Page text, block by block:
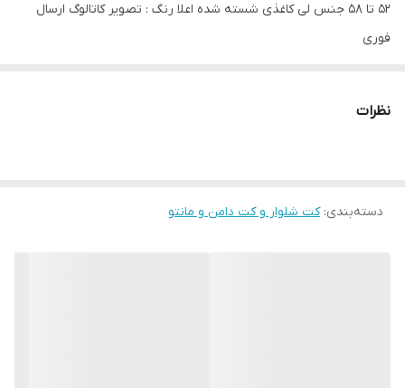
۵۲ تا ۵۸ جنس لی کاغذی شسته شده اعلا رنگ : تصویر کاتالوگ ارسال
فوری
نظرات
دسته‌بندی:کت شلوار و کت دامن و مانتو